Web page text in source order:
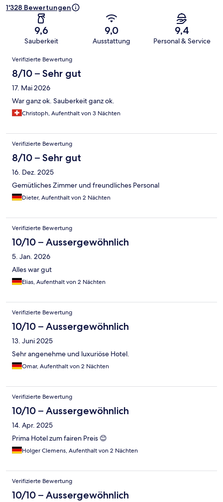
1'328 Bewertungen
9,6
Sauberkeit
9,0
Ausstattung
9,4
Personal & Service
Bewertungen
Verifizierte Bewertung
8/10 – Sehr gut
17. Mai 2026
War ganz ok. Sauberkeit ganz ok.
Christoph, Aufenthalt von 3 Nächten
Verifizierte Bewertung
8/10 – Sehr gut
16. Dez. 2025
Gemütliches Zimmer und freundliches Personal
Dieter, Aufenthalt von 2 Nächten
Verifizierte Bewertung
10/10 – Aussergewöhnlich
5. Jan. 2026
Alles war gut
Elias, Aufenthalt von 2 Nächten
Verifizierte Bewertung
10/10 – Aussergewöhnlich
13. Juni 2025
Sehr angenehme und luxuriöse Hotel.
Omar, Aufenthalt von 2 Nächten
Verifizierte Bewertung
10/10 – Aussergewöhnlich
14. Apr. 2025
Prima Hotel zum fairen Preis 😊
Holger Clemens, Aufenthalt von 2 Nächten
Verifizierte Bewertung
10/10 – Aussergewöhnlich